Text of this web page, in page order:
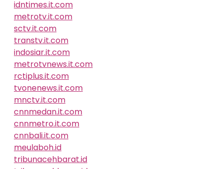
idntimes.it.com
metrotv.it.com
sctv.it.com
transtv.it.com
indosiar.it.com
metrotvnews.it.com
rctiplus.it.com
tvonenews.it.com
mnctv.it.com
cnnmedan.it.com
cnnmetro.it.com
cnnbali.it.com
meulaboh.id
tribunacehbarat.id